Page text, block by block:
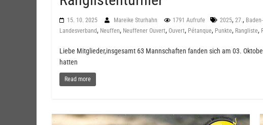
15. 10. 2025 Mareike Sturhahn 1791 Aufrufe 2025, 27.,
Landesverband, Neuffen, Neuffener Ouvert, Ouvert, Pétanque, Punkte, Rangliste,
Liebe Mitglieder,insgesamt 63 Mannschaften fanden sich am 03.
hatten
Read more